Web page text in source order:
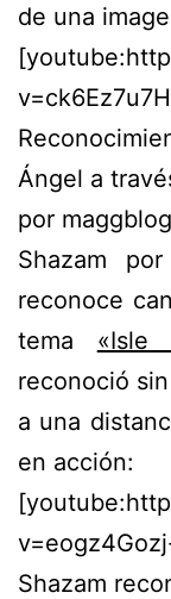
de una
Ángel a
por
Shazam
reconoce
tema «Isle
reconoció
a una
en acción:
Shazam